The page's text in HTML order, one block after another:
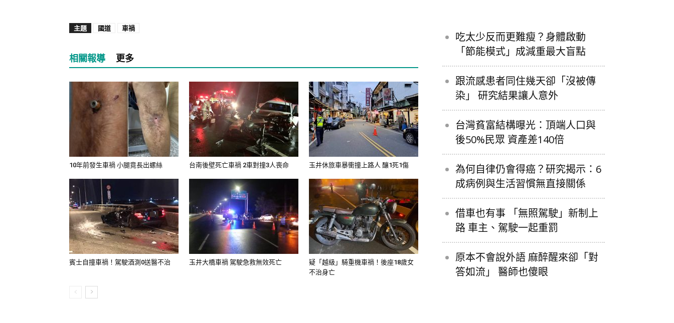
主題 國道 車禍
相關報導 更多
10年前發生車禍 小腿竟長出螺絲 台南後壁死亡車禍 2車對撞3人喪命 玉井休旅車暴衝撞上路人 釀1死1傷
賓士自撞車禍！駕駛酒測0送醫不治 玉井大橋車禍 駕駛急救無效死亡
疑「越級」騎重機車禍！後座18歲女
不治身亡
吃太少反而更難瘦？身體啟動
「節能模式」成減重最大盲點
跟流感患者同住幾天卻「沒被傳
染」 研究結果讓人意外
台灣貧富結構曝光：頂端人口與
後50%民眾 資產差140倍
為何自律仍會得癌？研究揭示：6
成病例與生活習慣無直接關係
借車也有事 「無照駕駛」新制上
路 車主、駕駛一起重罰
原本不會說外語 麻醉醒來卻「對
答如流」 醫師也傻眼